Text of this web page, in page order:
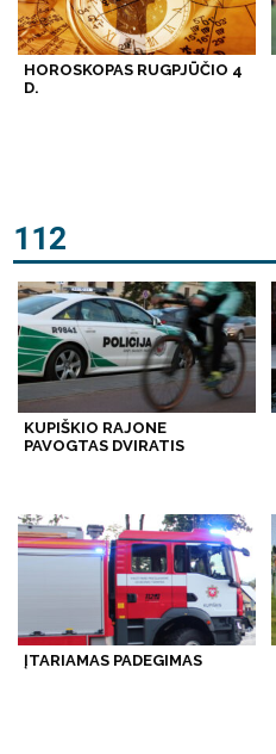
HOROSKOPAS RUGPJŪČIO 4
D.
112
KUPIŠKIO RAJONE
PAVOGTAS DVIRATIS
ĮTARIAMAS PADEGIMAS